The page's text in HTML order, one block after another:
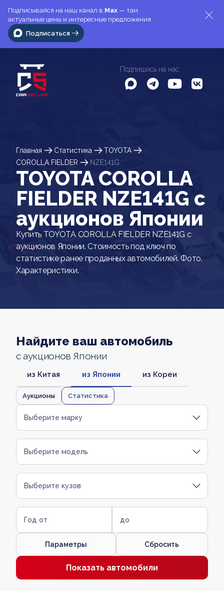
Подписывайся на наш канал в Max — там
актуальные цены и интересные предложения
Подписаться
Подпишись на нас
Главная Статистика
TOYOTA
COROLLA FIELDER
NZE141G
TOYOTA COROLLA
FIELDER NZE141G c
аукционов Японии
Купить TOYOTA COROLLA FIELDER NZE141G с
аукционов Японии. Стоимость под ключ по
статистике ранее проданных автомобилей. Фото.
Характеристики.
Найдите ваш автомобиль
с аукционов Японии
из Китая из Японии из Кореи
Аукционы Статистика
Выберите марку
Выберите модель
Выберите кузов
Год от до
Параметры Сбросить
Показать автомобили